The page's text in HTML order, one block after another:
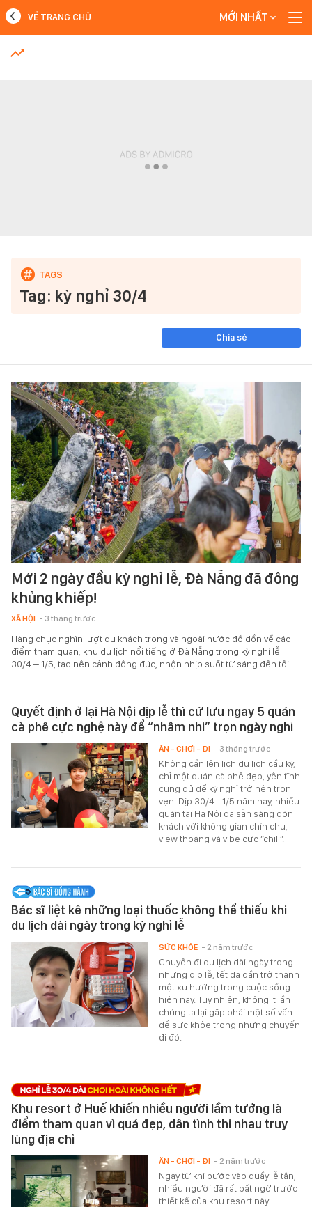
MỚI NHẤT
VỀ TRANG CHỦ MỚI NHẤT
Tag: kỳ nghỉ 30/4
Chia sẻ
Mới 2 ngày đầu kỳ nghỉ lễ, Đà Nẵng đã đông
khủng khiếp!
XÃ HỘI - 3 tháng trước
Hàng chục nghìn lượt du khách trong và ngoài nước đổ dồn về các
điểm tham quan, khu du lịch nổi tiếng ở Đà Nẵng trong kỳ nghỉ lễ
30/4 – 1/5, tạo nên cảnh đông đúc, nhộn nhịp suốt từ sáng đến tối.
Quyết định ở lại Hà Nội dịp lễ thì cứ lưu ngay 5 quán
cà phê cực nghệ này để “nhâm nhi” trọn ngày nghỉ
Không cần lên lịch du lịch cầu kỳ,
chỉ một quán cà phê đẹp, yên tĩnh
cũng đủ để kỳ nghỉ trở nên trọn
vẹn. Dịp 30/4 - 1/5 năm nay, nhiều
quán tại Hà Nội đã sẵn sàng đón
khách với không gian chỉn chu,
view thoáng và vibe cực “chill”.
ĂN - CHƠI - ĐI - 3 tháng trước
Bác sĩ liệt kê những loại thuốc không thể thiếu khi
du lịch dài ngày trong kỳ nghỉ lễ
Chuyến đi du lịch dài ngày trong
những dịp lễ, tết đã dần trở thành
một xu hướng trong cuộc sống
hiện nay. Tuy nhiên, không ít lần
chúng ta lại gặp phải một số vấn
đề sức khỏe trong những chuyến
đi đó.
SỨC KHỎE - 2 năm trước
Khu resort ở Huế khiến nhiều người lầm tưởng là
điểm tham quan vì quá đẹp, dân tình thi nhau truy
lùng địa chỉ
Ngay từ khi bước vào quầy lễ tân,
nhiều người đã rất bất ngờ trước
thiết kế của khu resort này.
ĂN - CHƠI - ĐI - 2 năm trước